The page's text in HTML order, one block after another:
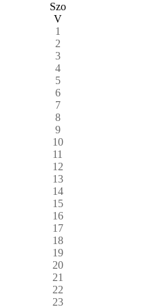
Szo
V
1
2
3
4
5
6
7
8
9
10
11
12
13
14
15
16
17
18
19
20
21
22
23